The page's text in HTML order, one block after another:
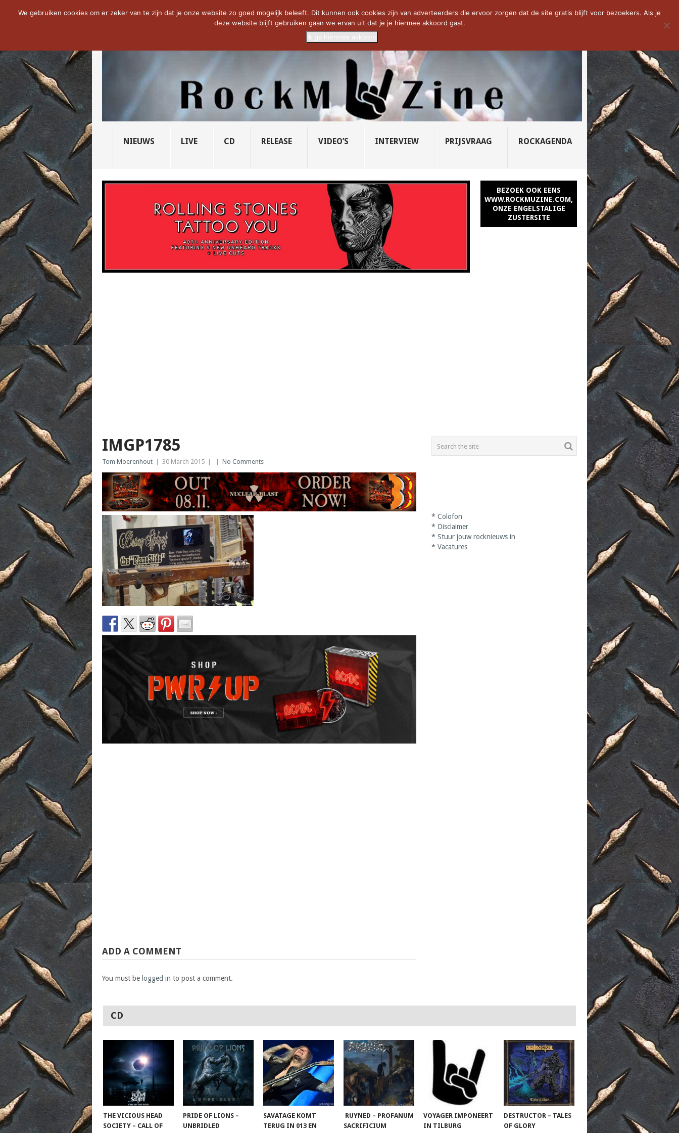
NOW TRENDING: THE VICIOUS HEAD SOCIETY... PRIDE OF LIONS – U... SAVATAGE KOMT TERUG IN 0... CD VAN DE WEEK: SLEEPING...
NIEUWS LIVE CD RELEASE VIDEO’S INTERVIEW PRIJSVRAAG ROCKAGENDA
BEZOEK OOK EENS
WWW.ROCKMUZINE.COM,
ONZE ENGELSTALIGE
ZUSTERSITE
IMGP1785
Tom Moerenhout 30 March 2015 No Comments
ADD A COMMENT
You must be logged in to post a comment.
*Colofon
* Disclaimer
*Stuur jouw rocknieuws in
*Vacatures
CD
THE VICIOUS HEAD
SOCIETY – CALL OF
PRIDE OF LIONS –
UNBRIDLED
SAVATAGE KOMT
TERUG IN 013 EN
RUYNED – PROFANUM
SACRIFICIUM
VOYAGER IMPONEERT
IN TILBURG
DESTRUCTOR – TALES
OF GLORY
We gebruiken cookies om er zeker van te zijn dat je onze website zo goed mogelijk beleeft. Dit kunnen ook cookies zijn van adverteerders die ervoor zorgen dat de site gratis blijft voor bezoekers. Als je
deze website blijft gebruiken gaan we ervan uit dat je je hiermee akkoord gaat.
Ik ga hiermee akkoord